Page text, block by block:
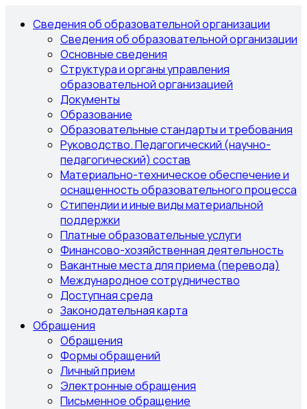
Сведения об образовательной организации
Сведения об образовательной организации
Основные сведения
Структура и органы управления
образовательной организацией
Документы
Образование
Образовательные стандарты и требования
Руководство. Педагогический (научно-
педагогический) состав
Материально-техническое обеспечение и
оснащенность образовательного процесса
Стипендии и иные виды материальной
поддержки
Платные образовательные услуги
Финансово-хозяйственная деятельность
Вакантные места для приема (перевода)
Международное сотрудничество
Доступная среда
Законодательная карта
Обращения
Обращения
Формы обращений
Личный прием
Электронные обращения
Письменное обращение